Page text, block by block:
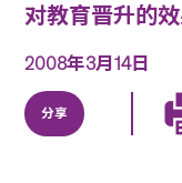
对教育晋升的效
2008年3月14日
分享